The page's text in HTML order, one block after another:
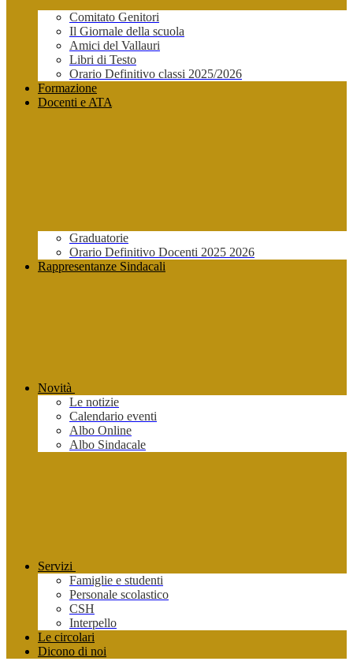
Comitato Genitori
Il Giornale della scuola
Amici del Vallauri
Libri di Testo
Orario Definitivo classi 2025/2026
Formazione
Docenti e ATA
Graduatorie
Orario Definitivo Docenti 2025 2026
Rappresentanze Sindacali
Novità
Le notizie
Calendario eventi
Albo Online
Albo Sindacale
Servizi
Famiglie e studenti
Personale scolastico
CSH
Interpello
Le circolari
Dicono di noi